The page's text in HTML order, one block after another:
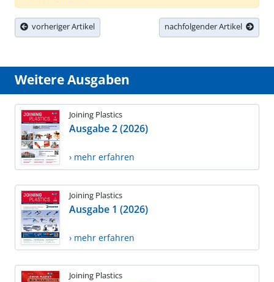
vorheriger Artikel nachfolgender Artikel
Weitere Ausgaben
Joining Plastics
Ausgabe 2 (2026)
› mehr erfahren
Joining Plastics
Ausgabe 1 (2026)
› mehr erfahren
Joining Plastics